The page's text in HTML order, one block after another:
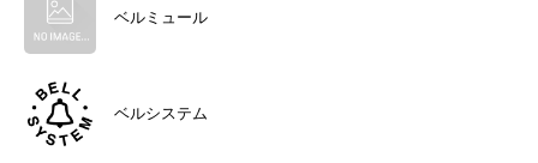
ベルミュール
ベルシステム